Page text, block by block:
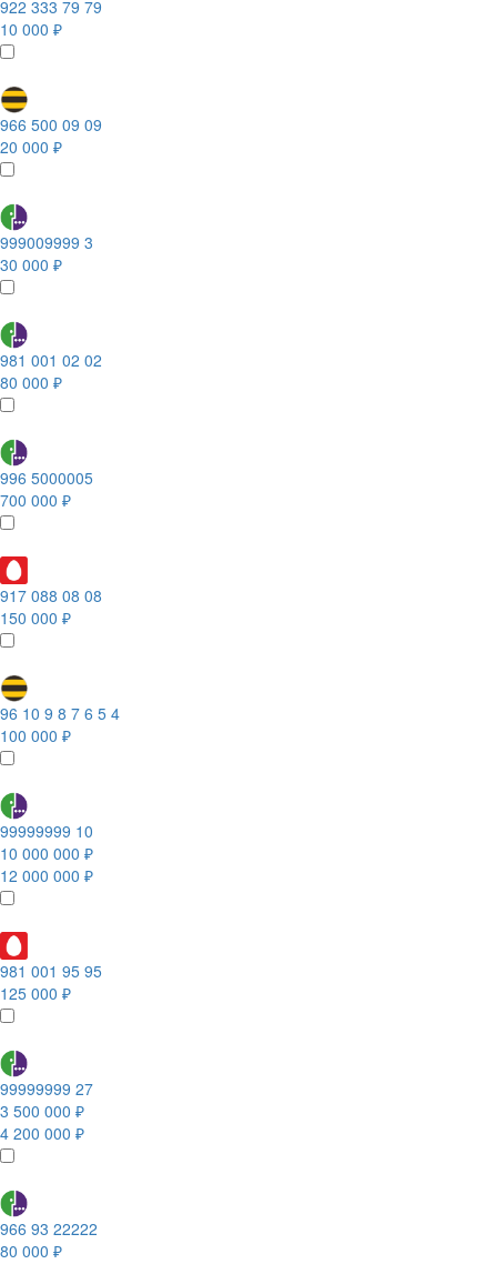
922 333 79 79
10 000 ₽
966 500 09 09
20 000 ₽
999009999 3
30 000 ₽
981 001 02 02
80 000 ₽
996 5000005
700 000 ₽
917 088 08 08
150 000 ₽
96 10 9 8 7 6 5 4
100 000 ₽
99999999 10
10 000 000 ₽
12 000 000 ₽
981 001 95 95
125 000 ₽
99999999 27
3 500 000 ₽
4 200 000 ₽
966 93 22222
80 000 ₽